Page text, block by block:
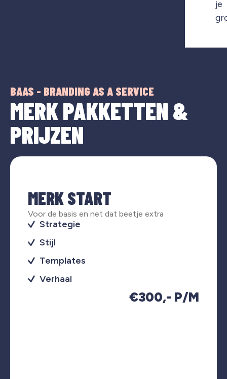
je
BAAS - BRANDING AS A SERVICE
MERK PAKKETTEN &
PRIJZEN
MERK START
Voor de basis en net dat beetje extra
Strategie
Stijl
Templates
Verhaal
€300,- P/M